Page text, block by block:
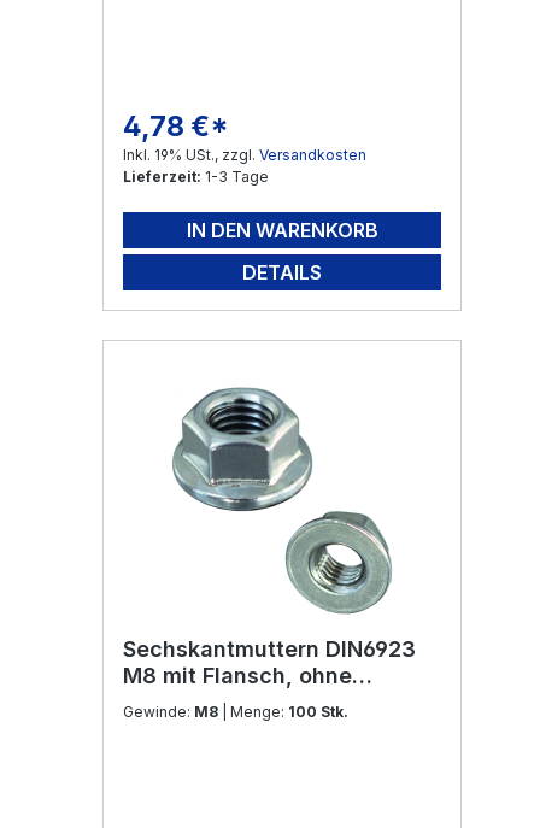
Regulärer Preis:
4,78 €*
Inkl. 19% USt., zzgl. Versandkosten
Lieferzeit: 1-3 Tage
IN DEN WARENKORB
DETAILS
Sechskantmuttern DIN6923
M8 mit Flansch, ohne
Sperrverzahnung Edelstahl
Gewinde: M8 | Menge: 100 Stk.